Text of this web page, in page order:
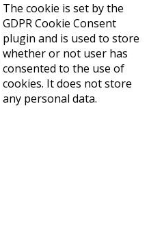
The cookie is set by the
GDPR Cookie Consent
plugin and is used to store
whether or not user has
consented to the use of
cookies. It does not store
any personal data.